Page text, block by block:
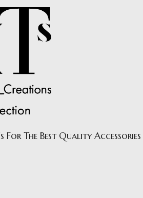
For The Best Quality Accessories